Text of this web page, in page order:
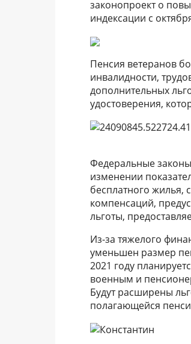
законопроект о
индексации с
Пенсия ветеранов
инвалидности,
дополнительных
удостоверения,
Федеральные
изменении
бесплатного жилья,
компенсаций,
льготы,
Из-за тяжелого
уменьшен размер
2021 году
военным и
Будут расширены
полагающейся